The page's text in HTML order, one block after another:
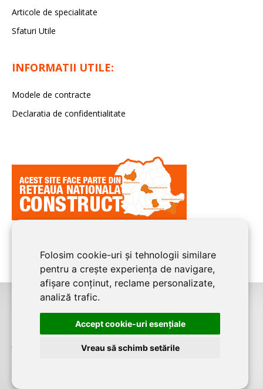
Folosim cookie-uri și tehnologii similare
pentru a crește experiența de navigare,
afișare conținut, reclame personalizate,
analiză trafic.
Accept cookie-uri esenţiale
Vreau să schimb setările
Articole de specialitate
Sfaturi Utile
INFORMATII UTILE:
Modele de contracte
Declaratia de confidentialitate
BUCURESTI CONSTRUCTeste un serviciu de promovare online
pentru firme. Proiect digital dezvoltat deLIVE COMMUNICATIONS SRL
J12/4191/2006, RO19492087